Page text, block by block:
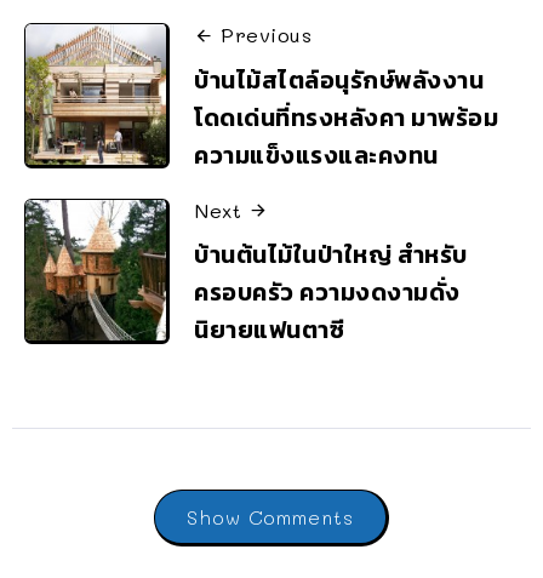
Previous
บ้านไม้สไตล์อนุรักษ์พลังงาน
โดดเด่นที่ทรงหลังคา มาพร้อม
ความแข็งแรงและคงทน
Next
บ้านต้นไม้ในป่าใหญ่ สำหรับ
ครอบครัว ความงดงามดั่ง
นิยายแฟนตาซี
Show Comments